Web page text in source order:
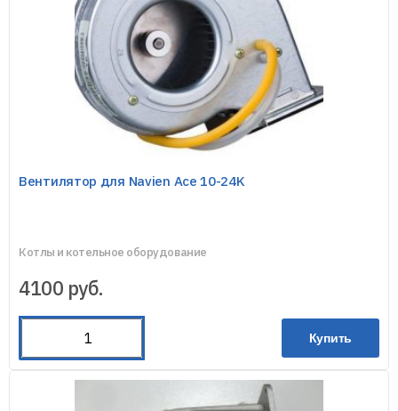
Вентилятор для Navien Ace 10-24K
Котлы и котельное оборудование
4100 руб.
Купить